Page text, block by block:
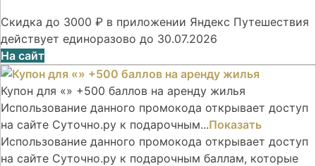
Скидка до 3000 ₽ в приложении Яндекс Путешествия
действует единоразово до 30.07.2026
На сайт
Купон для «» +500 баллов на аренду жилья
Использование данного промокода открывает доступ
на сайте Суточно.ру к подарочным...Показать
Использование данного промокода открывает доступ
на сайте Суточно.ру к подарочным баллам, которые